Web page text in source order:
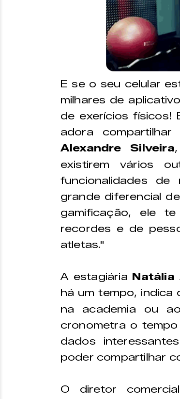
E se o seu celular
milhares de
de exerícios físicos!
adora
Alexandre Silveira
existirem vários
funcionalidades
grande diferencial
gamificação, ele
recordes e de
atletas."
A estagiária Natália
há um tempo, indica
na academia ou
cronometra o
dados
poder compartilhar
O diretor